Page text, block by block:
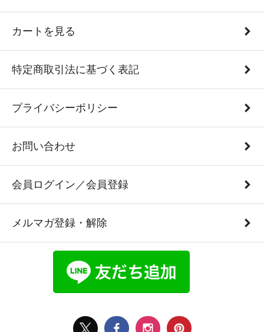
カートを見る
特定商取引法に基づく表記
プライバシーポリシー
お問い合わせ
会員ログイン／会員登録
メルマガ登録・解除